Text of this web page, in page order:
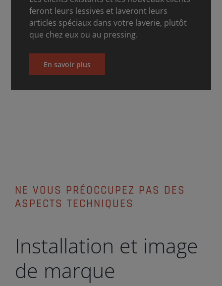
feront leurs lessives et laveront leurs
articles spéciaux dans votre laverie, plutôt
que chez eux ou au pressing.
En savoir plus
NE VOUS PRÉOCCUPEZ PAS DES
ASPECTS TECHNIQUES
Installation et image
de marque